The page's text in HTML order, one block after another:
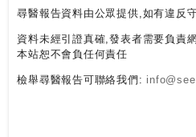
尋醫報告資料由公眾提供,如有違反
資料未經引證真確,發表者需要負責
本站恕不會負任何責任
檢舉尋醫報告可聯絡我們: